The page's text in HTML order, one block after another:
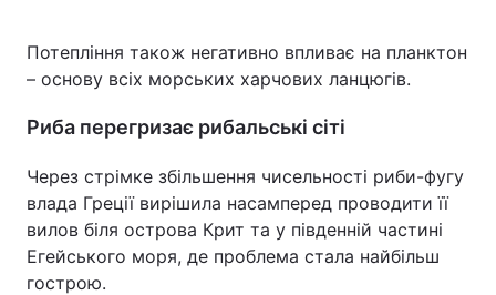
Потепління також негативно впливає на планктон
– основу всіх морських харчових ланцюгів.
Риба перегризає рибальські сіті
Через стрімке збільшення чисельності риби-фугу
влада Греції вирішила насамперед проводити її
вилов біля острова Крит та у південній частині
Егейського моря, де проблема стала найбільш
гострою.